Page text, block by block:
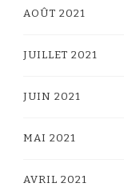
AOÛT 2021
JUILLET 2021
JUIN 2021
MAI 2021
AVRIL 2021